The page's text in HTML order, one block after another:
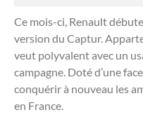
Ce mois-ci, Renault
version du Captur.
veut polyvalent avec un
campagne. Doté d’une
conquérir à nouveau les
en France.